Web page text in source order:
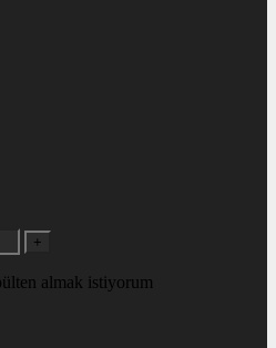
+
almak istiyorum